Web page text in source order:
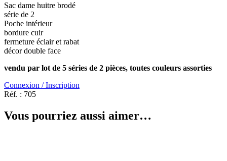
Sac dame huitre brodé
série de 2
Poche intérieur
bordure cuir
fermeture éclair et rabat
décor double face
vendu par lot de 5 séries de 2 pièces, toutes couleurs assorties
Connexion / Inscription
Réf. : 705
Vous pourriez aussi aimer…